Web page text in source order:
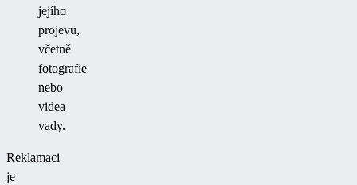
jejího
projevu,
včetně
fotografie
nebo
videa
vady.
Reklamaci
je